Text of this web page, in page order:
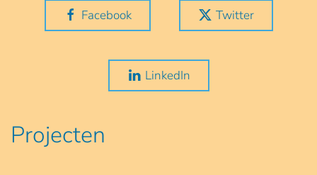
Facebook Twitter
LinkedIn
Projecten